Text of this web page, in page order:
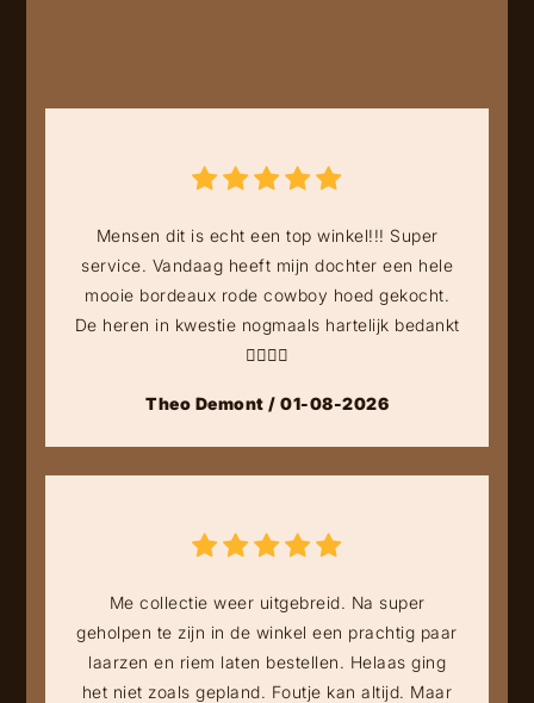
Mensen dit is echt een top winkel!!! Super
service. Vandaag heeft mijn dochter een hele
mooie bordeaux rode cowboy hoed gekocht.
De heren in kwestie nogmaals hartelijk bedankt
👍🏻👍🏻
Theo Demont / 01-08-2026
Me collectie weer uitgebreid. Na super
geholpen te zijn in de winkel een prachtig paar
laarzen en riem laten bestellen. Helaas ging
het niet zoals gepland. Foutje kan altijd. Maar